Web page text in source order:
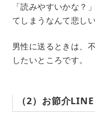
「読みやすいかな？
てしまうなんて悲し
男性に送るときは、
したいところです。
（2）お節介LINE